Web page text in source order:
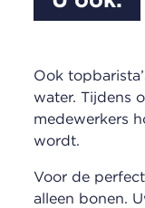
Ook
water. Tijdens
medewerkers
wordt.
Voor de
alleen bonen.